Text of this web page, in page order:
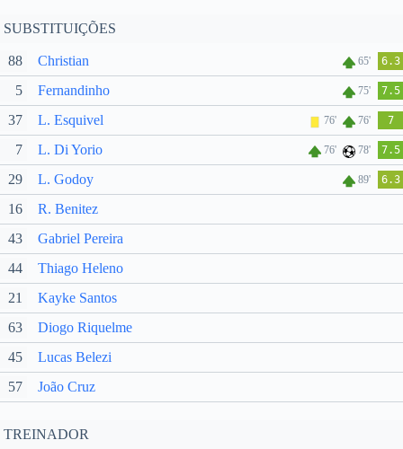
SUBSTITUIÇÕES
88 Christian 65' 6.3
5 Fernandinho 75' 7.5
37 L. Esquivel 76' 76' 7
7 L. Di Yorio 76' 78' 7.5
29 L. Godoy 89' 6.3
16
R. Benitez
43
Gabriel Pereira
44
Thiago Heleno
21
Kayke Santos
63
Diogo Riquelme
45
Lucas Belezi
57
João Cruz
TREINADOR